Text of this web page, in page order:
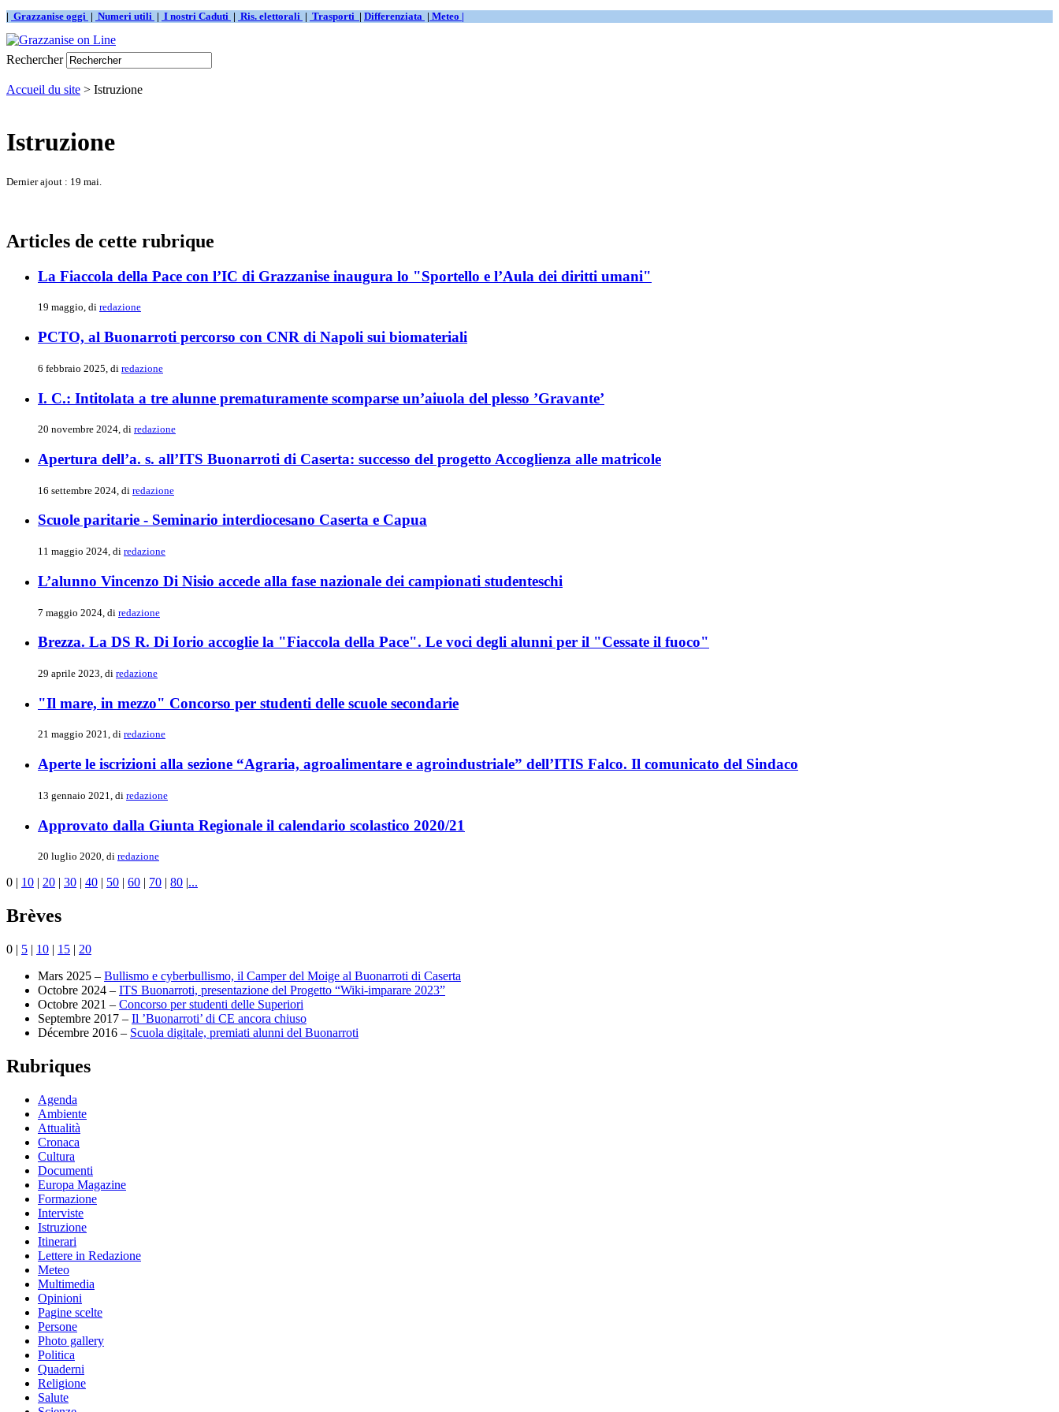
| Grazzanise oggi | Numeri utili | I nostri Caduti | Ris. elettorali | Trasporti | Differenziata | Meteo |
Rechercher
Accueil du site > Istruzione
Istruzione
Dernier ajout : 19 mai.
Articles de cette rubrique
La Fiaccola della Pace con l’IC di Grazzanise inaugura lo "Sportello e l’Aula dei diritti umani"
19 maggio, di redazione
PCTO, al Buonarroti percorso con CNR di Napoli sui biomateriali
6 febbraio 2025, di redazione
I. C.: Intitolata a tre alunne prematuramente scomparse un’aiuola del plesso ’Gravante’
20 novembre 2024, di redazione
Apertura dell’a. s. all’ITS Buonarroti di Caserta: successo del progetto Accoglienza alle matricole
16 settembre 2024, di redazione
Scuole paritarie - Seminario interdiocesano Caserta e Capua
11 maggio 2024, di redazione
L’alunno Vincenzo Di Nisio accede alla fase nazionale dei campionati studenteschi
7 maggio 2024, di redazione
Brezza. La DS R. Di Iorio accoglie la "Fiaccola della Pace". Le voci degli alunni per il "Cessate il fuoco"
29 aprile 2023, di redazione
"Il mare, in mezzo" Concorso per studenti delle scuole secondarie
21 maggio 2021, di redazione
Aperte le iscrizioni alla sezione “Agraria, agroalimentare e agroindustriale” dell’ITIS Falco. Il comunicato del Sindaco
13 gennaio 2021, di redazione
Approvato dalla Giunta Regionale il calendario scolastico 2020/21
20 luglio 2020, di redazione
0 | 10 | 20 | 30 | 40 | 50 | 60 | 70 | 80 |...
Brèves
0 | 5 | 10 | 15 | 20
Mars 2025 – Bullismo e cyberbullismo, il Camper del Moige al Buonarroti di Caserta
Octobre 2024 – ITS Buonarroti, presentazione del Progetto “Wiki-imparare 2023”
Octobre 2021 – Concorso per studenti delle Superiori
Septembre 2017 – Il ’Buonarroti’ di CE ancora chiuso
Décembre 2016 – Scuola digitale, premiati alunni del Buonarroti
Rubriques
Agenda
Ambiente
Attualità
Cronaca
Cultura
Documenti
Europa Magazine
Formazione
Interviste
Istruzione
Itinerari
Lettere in Redazione
Meteo
Multimedia
Opinioni
Pagine scelte
Persone
Photo gallery
Politica
Quaderni
Religione
Salute